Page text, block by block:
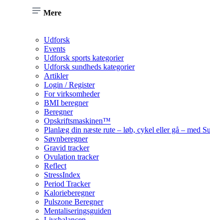
Mere
Udforsk
Events
Udforsk sports kategorier
Udforsk sundheds kategorier
Artikler
Login / Register
For virksomheder
BMI beregner
Beregner
Opskriftsmaskinen™
Planlæg din næste rute – løb, cykel eller gå – med
Søvnberegner
Gravid tracker
Ovulation tracker
Reflect
StressIndex
Period Tracker
Kalorieberegner
Pulszone Beregner
Mentaliseringsguiden